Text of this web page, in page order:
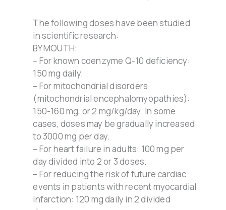
The following doses have been studied
in scientific research:
BY MOUTH:
– For known coenzyme Q-10 deficiency:
150 mg daily.
– For mitochondrial disorders
(mitochondrial encephalomyopathies):
150-160 mg, or 2 mg/kg/day. In some
cases, doses may be gradually increased
to 3000 mg per day.
– For heart failure in adults: 100 mg per
day divided into 2 or 3 doses.
– For reducing the risk of future cardiac
events in patients with recent myocardial
infarction: 120 mg daily in 2 divided